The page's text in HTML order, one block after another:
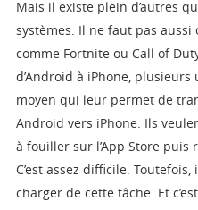
Support
Langue
Mais il existe plein d’autres
systèmes. Il ne faut pas
comme Fortnite ou Call of
d’Android à iPhone,
moyen qui leur permet de
Android vers iPhone. Ils
à fouiller sur l’App Store
C’est assez difficile.
charger de cette tâche. Et